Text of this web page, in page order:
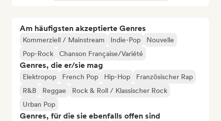
Am häufigsten akzeptierte Genres
Kommerziell / Mainstream Indie-Pop
Nouvelle
Pop-Rock
Chanson Française/Variété
Genres, die er/sie mag
Elektropop French Pop Hip-Hop
Französischer Rap
R&B
Reggae
Rock & Roll / Klassischer Rock
Urban Pop
Genres, für die sie ebenfalls offen sind